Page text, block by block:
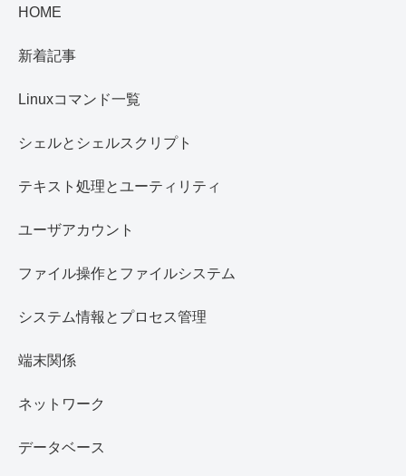
HOME
新着記事
Linuxコマンド一覧
シェルとシェルスクリプト
テキスト処理とユーティリティ
ユーザアカウント
ファイル操作とファイルシステム
システム情報とプロセス管理
端末関係
ネットワーク
データベース